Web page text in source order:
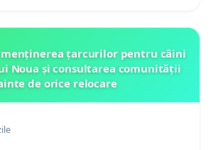
menținerea țarcurilor pentru câini
Noua și consultarea comunității
de orice relocare